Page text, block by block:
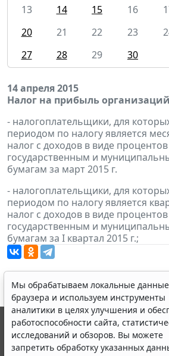
13
14 15 16
20
21 22 23
27
28 29 30
14 апреля 2015
Налог на прибыль
- налогоплательщики, для
периодом по налогу является
налог с доходов в виде
государственным и
бумагам за март 2015 г.
- налогоплательщики, для
периодом по налогу является
налог с доходов в виде
государственным и
бумагам за I квартал 2015 г.;
Мы обрабатываем локальные данные
браузера и используем инструменты
аналитики в целях улучшения и
работоспособности сайта,
исследований и обзоров. Вы можете
запретить обработку указанных
© ООО "НПП "ГАРАНТ-СЕРВИС", 2026.
выпускается с 1990 года. Компания